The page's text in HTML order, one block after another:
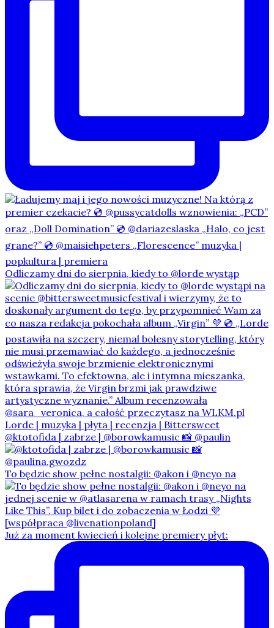
Odliczamy dni do sierpnia, kiedy to @lorde wystąp
@ktotofida | zabrze | @borowkamusic 📸 @paulin
To będzie show pełne nostalgii: @akon i @neyo na
Już za moment kwiecień i kolejne premiery płyt: